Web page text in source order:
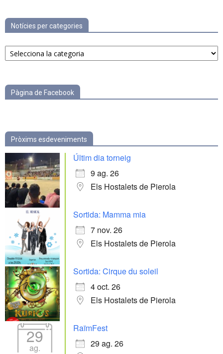
Notícies per categories
Notícies
per
Pàgina de Facebook
Pròxims esdeveniments
Últim dia torneig
9 ag. 26
Els Hostalets de Pierola
Sortida: Mamma mia
7 nov. 26
Els Hostalets de Pierola
Sortida: Cirque du soleil
4 oct. 26
Els Hostalets de Pierola
29
ag.
RaïmFest
29 ag. 26